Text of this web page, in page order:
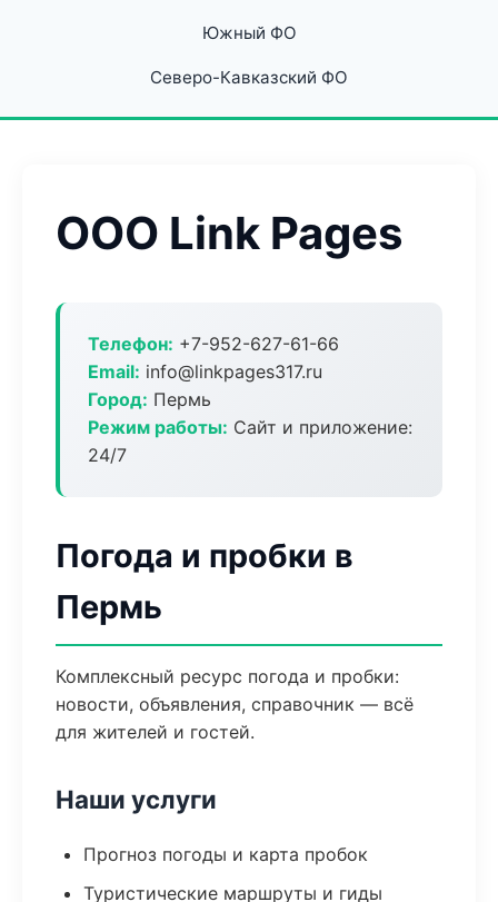
Южный ФО
Северо-Кавказский ФО
ООО Link Pages
Телефон: +7-952-627-61-66
Email: info@linkpages317.ru
Город: Пермь
Режим работы: Сайт и приложение:
24/7
Погода и пробки в
Пермь
Комплексный ресурс погода и пробки:
новости, объявления, справочник — всё
для жителей и гостей.
Наши услуги
Прогноз погоды и карта пробок
Туристические маршруты и гиды